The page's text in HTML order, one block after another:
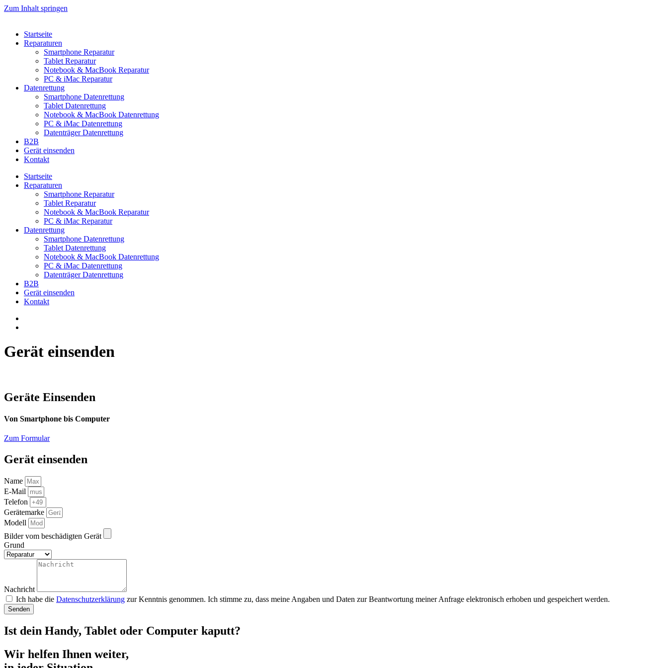
Zum Inhalt springen
Startseite
Reparaturen
Smartphone Reparatur
Tablet Reparatur
Notebook & MacBook Reparatur
PC & iMac Reparatur
Datenrettung
Smartphone Datenrettung
Tablet Datenrettung
Notebook & MacBook Datenrettung
PC & iMac Datenrettung
Datenträger Datenrettung
B2B
Gerät einsenden
Kontakt
Startseite
Reparaturen
Smartphone Reparatur
Tablet Reparatur
Notebook & MacBook Reparatur
PC & iMac Reparatur
Datenrettung
Smartphone Datenrettung
Tablet Datenrettung
Notebook & MacBook Datenrettung
PC & iMac Datenrettung
Datenträger Datenrettung
B2B
Gerät einsenden
Kontakt
Gerät einsenden
Geräte Einsenden
Von Smartphone bis Computer
Zum Formular
Gerät einsenden
Name
E-Mail
Telefon
Gerätemarke
Modell
Bilder vom beschädigten Gerät
Grund
Nachricht
Ich habe die Datenschutzerklärung zur Kenntnis genommen. Ich stimme zu, dass meine Angaben und Daten zur Beantwortung meiner Anfrage elektronisch erhoben und gespeichert werden.
Senden
Ist dein Handy, Tablet oder Computer kaputt?
Wir helfen Ihnen weiter,